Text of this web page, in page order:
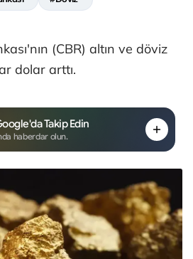
(CBR) altın ve döviz
dolar arttı.
Takip Edin
haberdar olun.